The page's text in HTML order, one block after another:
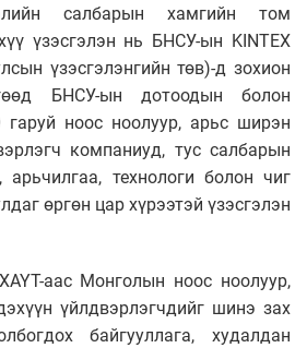
салбарын хамгийн том
үзэсгэлэн нь БНСУ-ын KINTEX
үзэсгэлэнгийн төв)-д зохион
БНСУ-ын дотоодын болон
ноос ноолуур, арьс ширэн
компаниуд, тус салбарын
арьчилгаа, технологи болон чиг
өргөн цар хүрээтэй үзэсгэлэн
аас Монголын ноос ноолуур,
үйлдвэрлэгчдийг шинэ зах
байгууллага, худалдан